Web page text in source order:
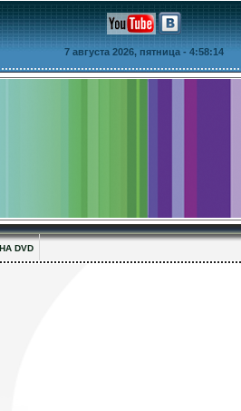
7 августа 2026, пятница - 4:58:14
DVD